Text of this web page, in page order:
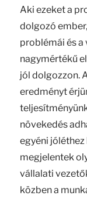
Aki ezeket a
dolgozó
problémái és
nagymértékű
jól dolgozzon.
eredményt
növekedés
egyéni
megjelentek
vállalati
közben a